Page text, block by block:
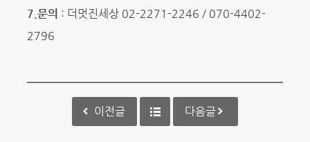
7.문의 : 더멋진세상 02-2271-2246 / 070-4402-
2796
이전글 다음글